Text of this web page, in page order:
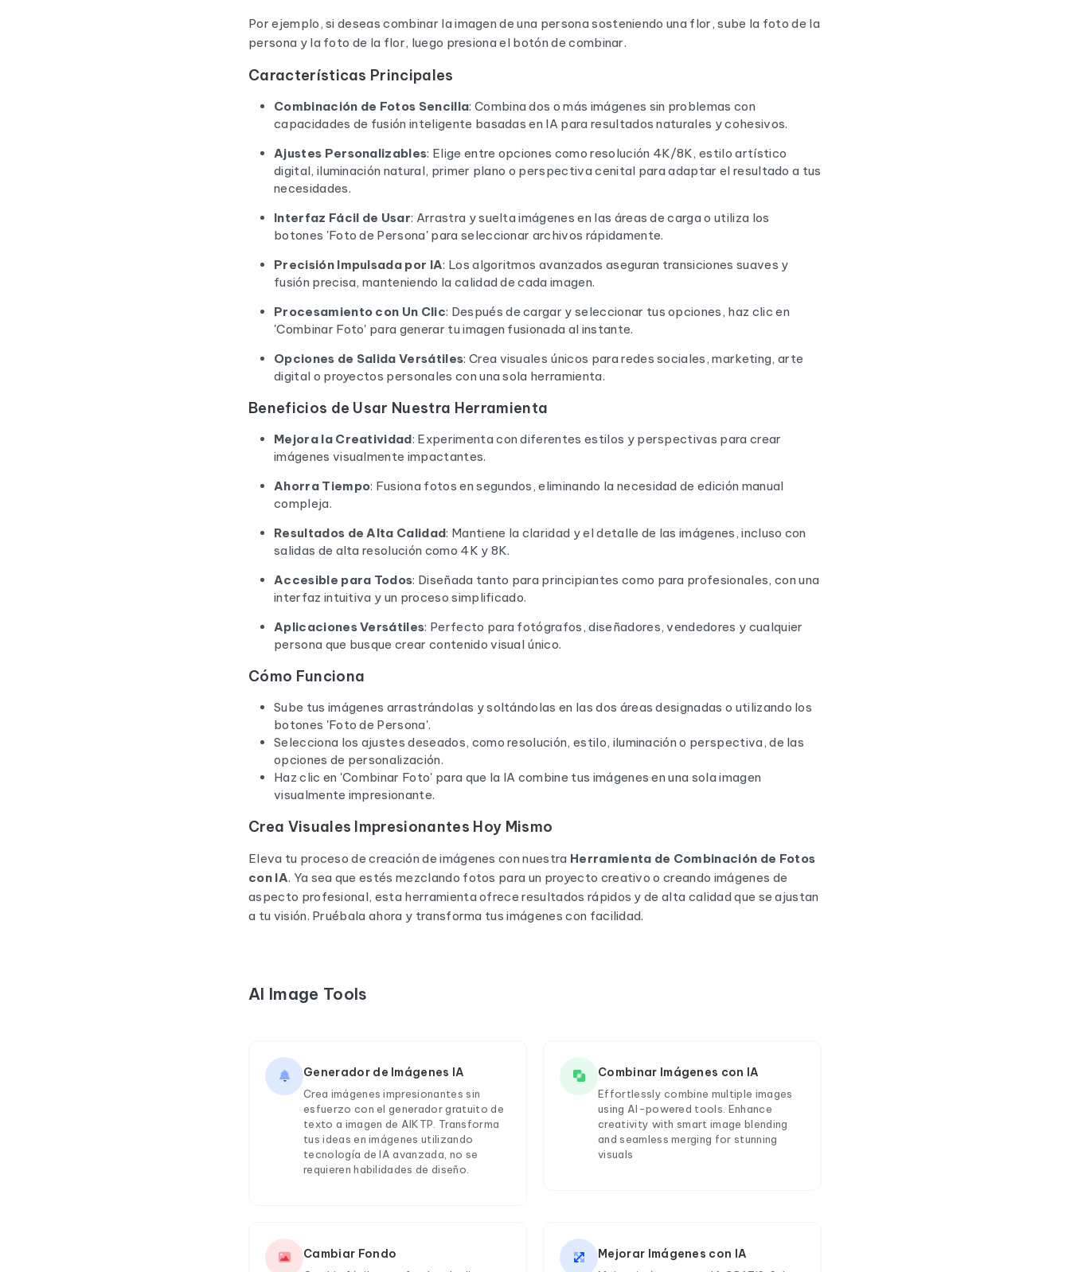
Por ejemplo, si deseas combinar la imagen de una persona sosteniendo una flor, sube la foto de la
persona y la foto de la flor, luego presiona el botón de combinar.
Características Principales
Combinación de Fotos Sencilla: Combina dos o más imágenes sin problemas con
capacidades de fusión inteligente basadas en IA para resultados naturales y cohesivos.
Ajustes Personalizables: Elige entre opciones como resolución 4K/8K, estilo artístico
digital, iluminación natural, primer plano o perspectiva cenital para adaptar el resultado a tus
necesidades.
Interfaz Fácil de Usar: Arrastra y suelta imágenes en las áreas de carga o utiliza los
botones 'Foto de Persona' para seleccionar archivos rápidamente.
Precisión Impulsada por IA: Los algoritmos avanzados aseguran transiciones suaves y
fusión precisa, manteniendo la calidad de cada imagen.
Procesamiento con Un Clic: Después de cargar y seleccionar tus opciones, haz clic en
'Combinar Foto' para generar tu imagen fusionada al instante.
Opciones de Salida Versátiles: Crea visuales únicos para redes sociales, marketing, arte
digital o proyectos personales con una sola herramienta.
Beneficios de Usar Nuestra Herramienta
Mejora la Creatividad: Experimenta con diferentes estilos y perspectivas para crear
imágenes visualmente impactantes.
Ahorra Tiempo: Fusiona fotos en segundos, eliminando la necesidad de edición manual
compleja.
Resultados de Alta Calidad: Mantiene la claridad y el detalle de las imágenes, incluso con
salidas de alta resolución como 4K y 8K.
Accesible para Todos: Diseñada tanto para principiantes como para profesionales, con una
interfaz intuitiva y un proceso simplificado.
Aplicaciones Versátiles: Perfecto para fotógrafos, diseñadores, vendedores y cualquier
persona que busque crear contenido visual único.
Cómo Funciona
Sube tus imágenes arrastrándolas y soltándolas en las dos áreas designadas o utilizando los
botones 'Foto de Persona'.
Selecciona los ajustes deseados, como resolución, estilo, iluminación o perspectiva, de las
opciones de personalización.
Haz clic en 'Combinar Foto' para que la IA combine tus imágenes en una sola imagen
visualmente impresionante.
Crea Visuales Impresionantes Hoy Mismo
Eleva tu proceso de creación de imágenes con nuestra Herramienta de Combinación de Fotos
con IA. Ya sea que estés mezclando fotos para un proyecto creativo o creando imágenes de
aspecto profesional, esta herramienta ofrece resultados rápidos y de alta calidad que se ajustan
a tu visión. Pruébala ahora y transforma tus imágenes con facilidad.
AI Image Tools
Generador de Imágenes IA
Crea imágenes impresionantes sin
esfuerzo con el generador gratuito de
texto a imagen de AIKTP. Transforma
tus ideas en imágenes utilizando
tecnología de IA avanzada, no se
requieren habilidades de diseño.
Combinar Imágenes con IA
Effortlessly combine multiple images
using AI-powered tools. Enhance
creativity with smart image blending
and seamless merging for stunning
visuals
Cambiar Fondo Mejorar Imágenes con IA